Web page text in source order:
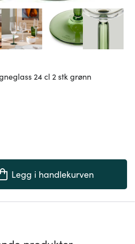
24 cl 2 stk grønn
Legg i handlekurven